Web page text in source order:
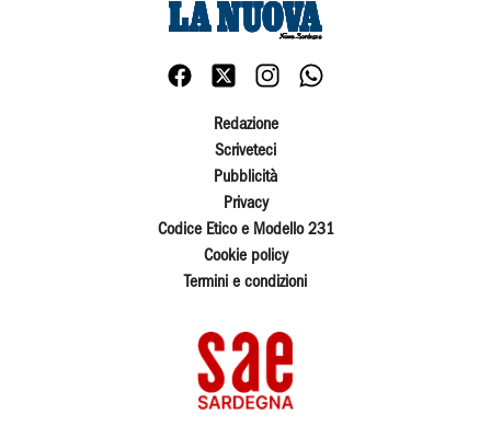
Redazione
Scriveteci
Pubblicità
Privacy
Codice Etico e Modello 231
Cookie policy
Termini e condizioni